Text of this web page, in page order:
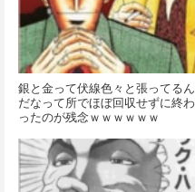
銀と金って伏線色々と張ってるん
だなって所でほぼ回収せずに終わ
ったのが残念ｗｗｗｗｗｗ